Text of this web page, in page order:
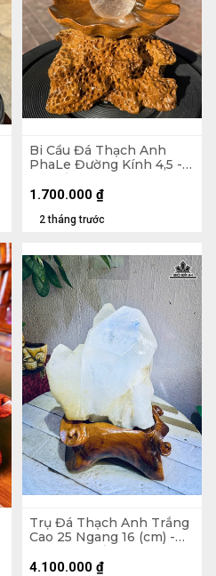
Bi Cầu Đá Thạch Anh
PhaLe Đường Kính 4,5 -
2 tháng trước
1.700.000 ₫
Trụ Đá Thạch Anh Trắng
Cao 25 Ngang 16 (cm) -
6,2kg Cả Đế
4.100.000 ₫